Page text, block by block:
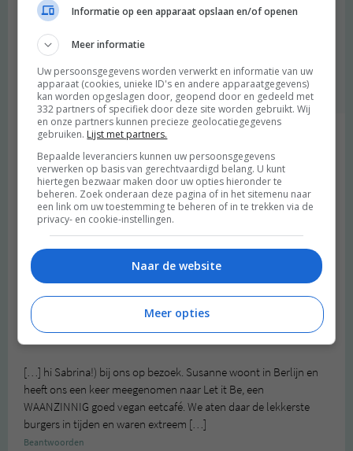
degroenemeisjes schreef:
Leuk! Over Ohlala hadden we van de week ook een artikeltje
;)
Beantwoorden
Hotspots: Vegan Burgers | De Groene Meisjesschreef:
2014 OM
[…] is een eindje weg, maar dan heb je ook wat: bij Let It Be in
Berlijn (Neukölln) eet je de lekkerste vegan burgers. In allerlei
soorten en maten en er zijn […]
Beantwoorden
Boekreview: Sophia's Vegane Welt | De Groene Meisjes schreef:
2014 OM
[…] hi Sabrina!) bij ons op bezoek. Susanne woont in Berlijn en
heeft ons een keer meegenomen naar Let it Be, een
WAANZINNIG goed vegan eetcafé. We aten daar de lekkerste
burgers in tijden en waren extreem […]
Beantwoorden
Informatie op een apparaat opslaan en/of openen
Meer informatie
Uw persoonsgegevens worden verwerkt en informatie van uw
apparaat (cookies, unieke ID's en andere apparaatgegevens)
kan worden opgeslagen door, geopend door en gedeeld met
332 partners of specifiek door deze site worden gebruikt. Wij
en onze partners kunnen precieze geolocatiegegevens
gebruiken. Lijst met partners.
Bepaalde leveranciers kunnen uw persoonsgegevens
verwerken op basis van gerechtvaardigd belang. U kunt
hiertegen bezwaar maken door uw opties hieronder te
beheren. Zoek onderaan deze pagina of in het sitemenu naar
een link om uw toestemming te beheren of in te trekken via de
privacy- en cookie-instellingen.
Naar de website
Meer opties